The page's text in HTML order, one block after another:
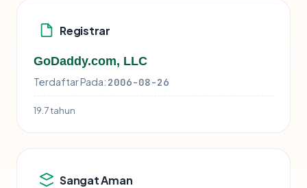
Registrar
GoDaddy.com, LLC
Terdaftar Pada: 2006-08-26
19.7 tahun
Sangat Aman